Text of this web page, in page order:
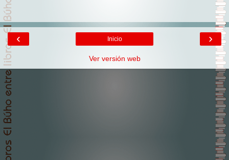
‹ ›
Inicio
Ver versión web